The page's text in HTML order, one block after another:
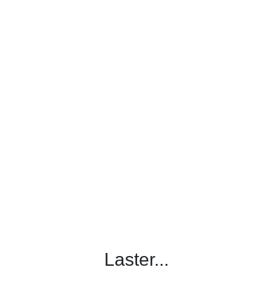
Laster...